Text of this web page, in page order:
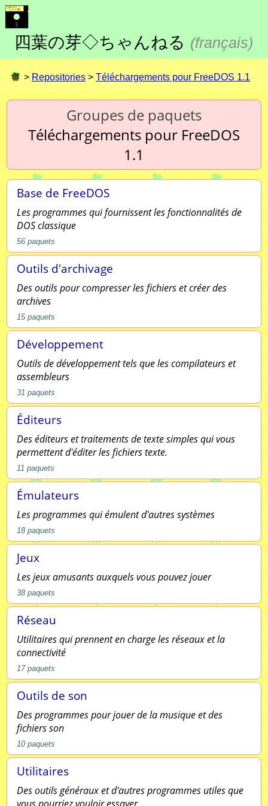
四葉の芽◇ちゃんねる (français)
> Repositories > Téléchargements pour FreeDOS 1.1
Groupes de paquets
Téléchargements pour FreeDOS
1.1
Base de FreeDOS
Les programmes qui fournissent les fonctionnalités de
DOS classique
56 paquets
Outils d'archivage
Des outils pour compresser les fichiers et créer des
archives
15paquets
Développement
Outils de développement tels que les compilateurs et
assembleurs
31 paquets
Éditeurs
Des éditeurs et traitements de texte simples qui vous
permettent d'éditer les fichiers texte.
11 paquets
Émulateurs
Les programmes qui émulent d'autres systèmes
18 paquets
Jeux
Les jeux amusants auxquels vous pouvez jouer
38 paquets
Réseau
Utilitaires qui prennent en charge les réseaux et la
connectivité
17paquets
Outils de son
Des programmes pour jouer de la musique et des
fichiers son
10 paquets
Utilitaires
Des outils généraux et d'autres programmes utiles que